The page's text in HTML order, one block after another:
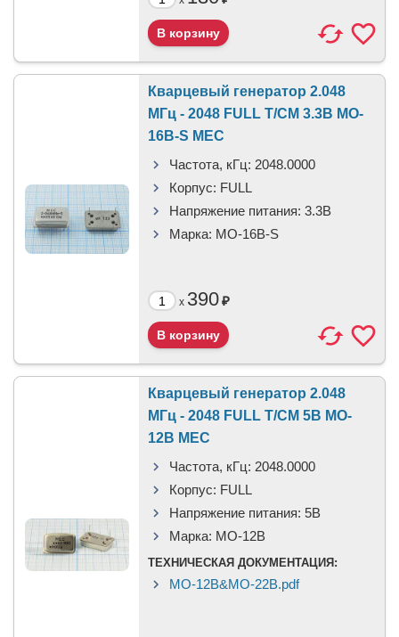
Кварцевый генератор 2.048
МГц - 2048 FULL T/CM 3.3В MO-
16B-S MEC
Частота, кГц: 2048.0000
Корпус: FULL
Напряжение питания: 3.3В
Марка: MO-16B-S
x 390₽
Кварцевый генератор 2.048
МГц - 2048 FULL T/CM 5В MO-
12B MEC
Частота, кГц: 2048.0000
Корпус: FULL
Напряжение питания: 5В
Марка: MO-12B
ТЕХНИЧЕСКАЯ ДОКУМЕНТАЦИЯ:
MO-12B&MO-22B.pdf